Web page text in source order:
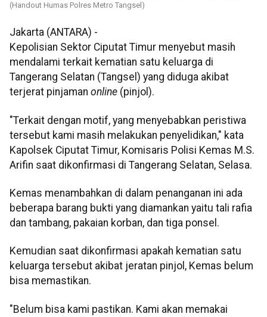
(Handout Humas Polres Metro Tangsel)
Jakarta (ANTARA) -
Kepolisian Sektor Ciputat Timur menyebut masih
mendalami terkait kematian satu keluarga di
Tangerang Selatan (Tangsel) yang diduga akibat
terjerat pinjaman online (pinjol).
"Terkait dengan motif, yang menyebabkan peristiwa
tersebut kami masih melakukan penyelidikan," kata
Kapolsek Ciputat Timur, Komisaris Polisi Kemas M.S.
Arifin saat dikonfirmasi di Tangerang Selatan, Selasa.
Kemas menambahkan di dalam penanganan ini ada
beberapa barang bukti yang diamankan yaitu tali rafia
dan tambang, pakaian korban, dan tiga ponsel.
Kemudian saat dikonfirmasi apakah kematian satu
keluarga tersebut akibat jeratan pinjol, Kemas belum
bisa memastikan.
"Belum bisa kami pastikan. Kami akan memakai